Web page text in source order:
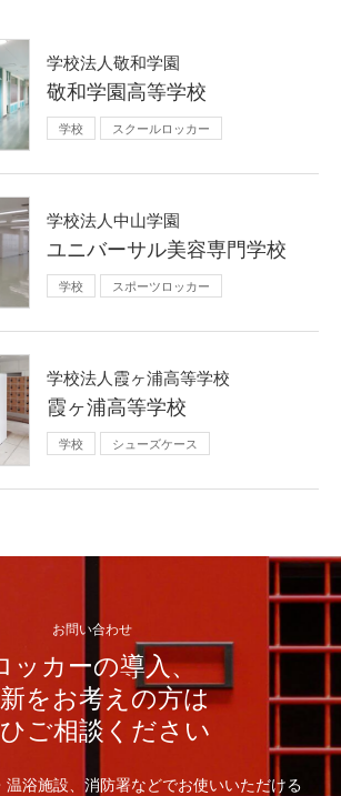
学校法人敬和学園
敬和学園高等学校
学校 スクールロッカー
学校法人中山学園
ユニバーサル美容専門学校
学校 スポーツロッカー
学校法人霞ヶ浦高等学校
霞ヶ浦高等学校
学校 シューズケース
お問い合わせ
ッカーの導入、
をお考えの方は
ご相談ください
浴施設、消防署などでお使いいただける